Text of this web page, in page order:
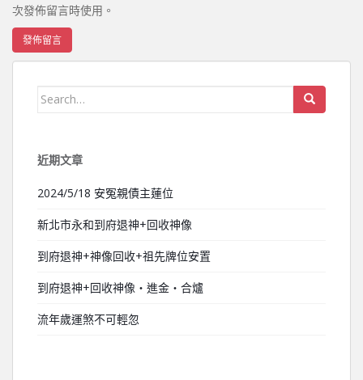
次發佈留言時使用。
Search for:
近期文章
2024/5/18 安冤親債主蓮位
新北市永和到府退神+回收神像
到府退神+神像回收+祖先牌位安置
到府退神+回收神像‧進金‧合爐
流年歲運煞不可輕忽